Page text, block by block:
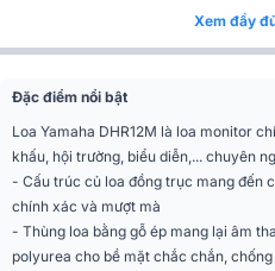
Cường độ phát âm cực
Góc phủ âm (Ngang x
Dọc)
Kiểu loa
Số đường tiếng
Dáng loa
Xem đầy
Đặc điểm nổi bật
Loa Yamaha DHR12M là loa monitor
khấu, hội trường, biểu diễn,... chuyên
- Cấu trúc củ loa đồng trục mang đến
chính xác và mượt mà
- Thùng loa bằng gỗ ép mang lại âm
polyurea cho bề mặt chắc chắn,